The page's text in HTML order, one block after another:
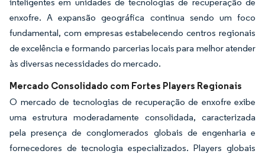
enxofre. A expansão geográfica continua sendo um foco
fundamental, com empresas estabelecendo centros regionais
de excelência e formando parcerias locais para melhor atender
às diversas necessidades do mercado.
Mercado Consolidado com Fortes Players Regionais
O mercado de tecnologias de recuperação de enxofre exibe
uma estrutura moderadamente consolidada, caracterizada
pela presença de conglomerados globais de engenharia e
fornecedores de tecnologia especializados. Players globais